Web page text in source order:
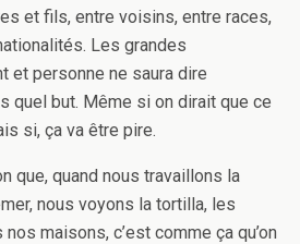
et fils, entre voisins, entre races,
Les grandes
et personne ne saura dire
quel but. Même si on dirait que ce
si, ça va être pire.
que, quand nous travaillons la
nous voyons la tortilla, les
nos maisons, c’est comme ça qu’on